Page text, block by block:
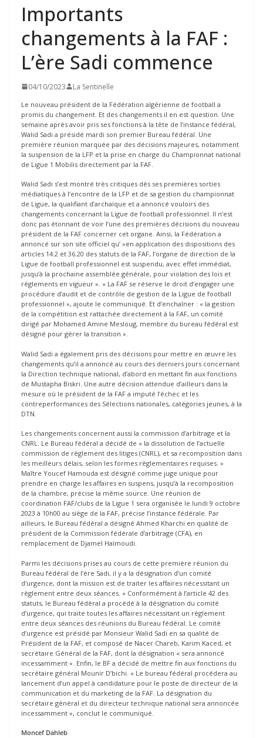
Importants
changements à la FAF :
L’ère Sadi commence
04/10/2023 La Sentinelle
Le nouveau président de la Fédération algérienne de football a
promis du changement. Et des changements il en est question. Une
semaine après avoir pris ses fonctions à la tête de l’instance fédéral,
Walid Sadi a présidé mardi son premier Bureau fédéral. Une
première réunion marquée par des décisions majeures, notamment
la suspension de la LFP et la prise en charge du Championnat national
de Ligue 1 Mobilis directement par la FAF.
Walid Sadi s’est montré très critiques dès ses premières sorties
médiatiques à l’encontre de la LFP et de sa gestion du championnat
de Ligue, la qualifiant d’archaïque et a annoncé vouloirs des
changements concernant la Ligue de football professionnel. Il n’est
donc pas étonnant de voir l’une des premières décisions du nouveau
président de la FAF concerner cet organe. Ainsi, la Fédération a
annoncé sur son site officiel qu’ »en application des dispositions des
articles 14.2 et 36.20 des statuts de la FAF, l’organe de direction de la
Ligue de football professionnel est suspendu, avec effet immédiat,
jusqu’à la prochaine assemblée générale, pour violation des lois et
règlements en vigueur ». « La FAF se réserve le droit d’engager une
procédure d’audit et de contrôle de gestion de la Ligue de football
professionnel », ajoute le communiqué. Et d’enchaîner : « la gestion
de la compétition est rattachée directement à la FAF, un comité
dirigé par Mohamed Amine Mesloug, membre du bureau fédéral est
désigné pour gérer la transition ».
Walid Sadi a également pris des décisions pour mettre en œuvre les
changements qu’il a annoncé au cours des derniers jours concernant
la Direction technique national, d’abord en mettant fin aux fonctions
de Mustapha Biskri. Une autre décision attendue d’ailleurs dans la
mesure où le président de la FAF a imputé l’échec et les
contreperformances des Sélections nationales, catégories jeunes, à la
DTN.
Les changements concernent aussi la commission d’arbitrage et la
CNRL. Le Bureau fédéral a décidé de « la dissolution de l’actuelle
commission de règlement des litiges (CNRL), et sa recomposition dans
les meilleurs délais, selon les formes règlementaires requises. »
Maître Youcef Hamouda est désigné comme juge unique pour
prendre en charge les affaires en suspens, jusqu’à la recomposition
de la chambre, précise la même source. Une réunion de
coordination FAF/clubs de la Ligue 1 sera organisée le lundi 9 octobre
2023 à 10h00 au siège de la FAF, précise l’instance fédérale. Par
ailleurs, le Bureau fédéral a désigné Ahmed Kharchi en qualité de
président de la Commission fédérale d’arbitrage (CFA), en
remplacement de Djamel Haïmoudi.
Parmi les décisions prises au cours de cette première réunion du
Bureau fédéral de l’ère Sadi, il y a la désignation d’un comité
d’urgence, dont la mission est de traiter les affaires nécessitant un
règlement entre deux séances. « Conformément à l’article 42 des
statuts, le Bureau fédéral a procédé à la désignation du comité
d’urgence, qui traite toutes les affaires nécessitant un règlement
entre deux séances des réunions du Bureau fédéral. Le comité
d’urgence est présidé par Monsieur Walid Sadi en sa qualité de
Président de la FAF, et composé de Nacer Chareb, Karim Kaced, et
secrétaire Général de la FAF, dont la désignation « sera annoncé
incessamment ». Enfin, le BF a décidé de mettre fin aux fonctions du
secrétaire général Mounir D’bichi. « Le bureau fédéral procédera au
lancement d’un appel à candidature pour le poste de directeur de la
communication et du marketing de la FAF. La désignation du
secrétaire général et du directeur technique national sera annoncée
incessamment », conclut le communiqué.
Moncef Dahleb